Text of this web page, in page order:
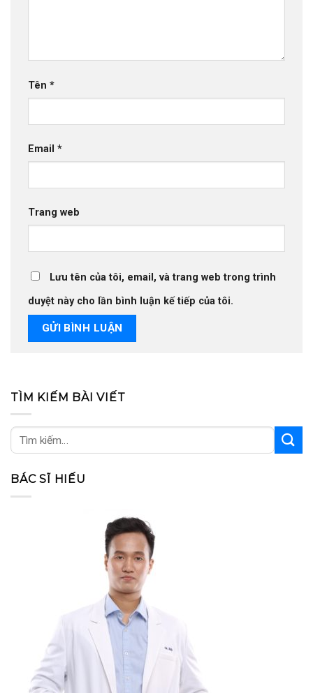
Tên *
Email *
Trang web
Lưu tên của tôi, email, và trang web trong trình
duyệt này cho lần bình luận kế tiếp của tôi.
TÌM KIẾM BÀI VIẾT
BÁC SĨ HIẾU